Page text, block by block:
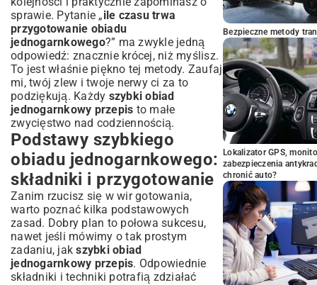
sprawie. Pytanie „ile czasu trwa
przygotowanie obiadu
jednogarnkowego?” ma zwykle jedną
odpowiedź: znacznie krócej, niż myślisz.
To jest właśnie piękno tej metody. Zaufaj
mi, twój zlew i twoje nerwy ci za to
podziękują. Każdy szybki obiad
jednogarnkowy przepis to małe
zwycięstwo nad codziennością.
Podstawy szybkiego
obiadu jednogarnkowego:
składniki i przygotowanie
Zanim rzucisz się w wir gotowania,
warto poznać kilka podstawowych
zasad. Dobry plan to połowa sukcesu,
nawet jeśli mówimy o tak prostym
zadaniu, jakszybki obiad
jednogarnkowy przepis. Odpowiednie
składniki i techniki potrafią zdziałać
Bezpieczne metody
Lokalizator GPS,
zabezpieczenia
chronić auto?